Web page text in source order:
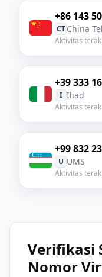
+86 143
CT China
Aktivitas
+39 333
I Iliad
Aktivitas
+99 832
U UMS
Aktivitas
Verifikasi
Nomor